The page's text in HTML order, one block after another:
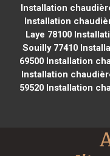
Installation
Installation
Laye 78100
Souilly 77410
69500 Installation
Installation
59520Installation